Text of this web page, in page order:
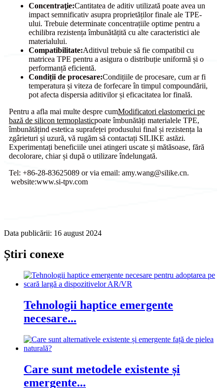
Concentraţie:Cantitatea de aditiv utilizată poate avea un
impact semnificativ asupra proprietăților finale ale TPE-
ului. Trebuie determinate concentrațiile optime pentru a
echilibra rezistența îmbunătățită cu alte caracteristici ale
materialului.
Compatibilitate:Aditivul trebuie să fie compatibil cu
matricea TPE pentru a asigura o distribuție uniformă și o
performanță eficientă.
Condiții de procesare:Condițiile de procesare, cum ar fi
temperatura și viteza de forfecare în timpul compoundării,
pot afecta dispersia aditivilor și eficacitatea lor finală.
Pentru a afla mai multe despre cumModificatori elastomerici pe
bază de silicon termoplasticpoate îmbunătăți materialele TPE,
îmbunătățind estetica suprafeței produsului final și rezistența la
zgârieturi și uzură, vă rugăm să contactați SILIKE astăzi.
Experimentați beneficiile unei atingeri uscate și mătăsoase, fără
decolorare, chiar și după o utilizare îndelungată.
Tel: +86-28-83625089 or via email: amy.wang@silike.cn.
website:www.si-tpv.com
Data publicării: 16 august 2024
Știri conexe
Tehnologii haptice emergente
necesare...
Care sunt metodele existente și
emergente...